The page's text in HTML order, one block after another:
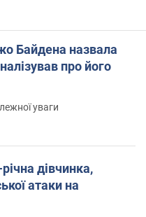
Байдена назвала
про його
уваги
дівчинка,
атаки на